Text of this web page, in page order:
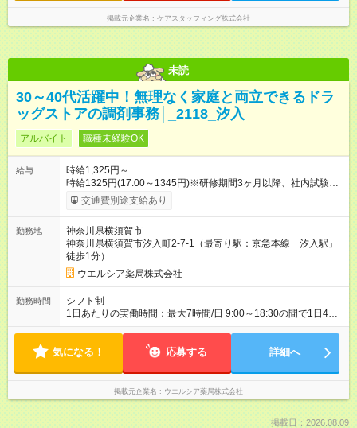
掲載元企業名 ケアスタッフィング株式会社
未読
30～40代活躍中！無理なく家庭と両立できるドラ
ッグストアの調剤事務│_2118_汐入
アルバイト 職種未経験OK
給与
時給1,325円～
時給1325円(17:00～1345円)※研修期間3ヶ月以降、社内試験に
よる更新判定あり 社内試験合格後、時給＋50～100円の昇給あ
り （大学生は＋20円） 試用期間あり：入社日から3ヶ月間／本
間の長さ：3ヶ月 雇用形態、給与は本採用時と同じです。
交通費別途支給あり
勤務地
神奈川県横須賀市
神奈川県横須賀市汐入町2-7-1（最寄り駅：京急本線「汐入駅」
徒歩1分）
ウエルシア薬局株式会社
勤務時間
シフト制
1日あたりの実働時間：最大7時間/日 9:00～18:30の間で1日4時
間～応相談 ☆週2～5日の勤務 ※勤務曜日応相談 ☆未経験・無資
気になる！ 応募する 詳細へ
掲載元企業名 ウエルシア薬局株式会社
掲載日：2026.08.09